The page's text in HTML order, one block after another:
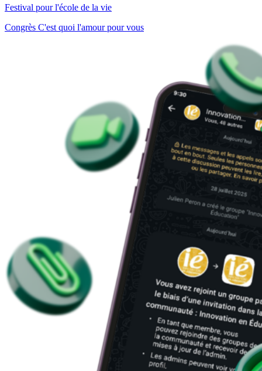
Festival pour l'école de la vie
Congrès C'est quoi l'amour pour vous